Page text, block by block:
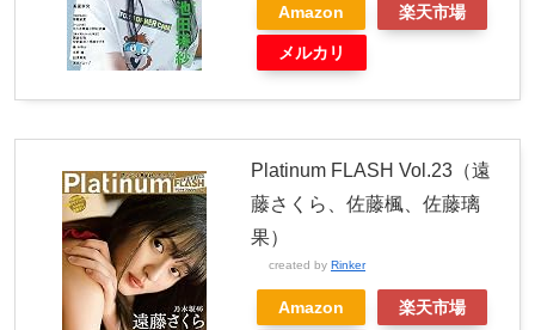
Amazon 楽天市場
メルカリ
Platinum FLASH Vol.23（遠
藤さくら、佐藤楓、佐藤璃
果）
created by Rinker
Amazon 楽天市場